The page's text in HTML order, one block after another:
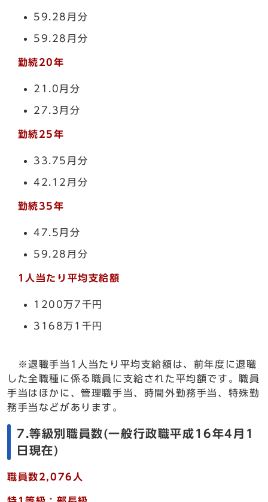
59.28月分
59.28月分
勤続20年
21.0月分
27.3月分
勤続25年
33.75月分
42.12月分
勤続35年
47.5月分
59.28月分
1人当たり平均支給額
1200万7千円
3168万1千円
※退職手当1人当たり平均支給額は、前年度に退職
した全職種に係る職員に支給された平均額です。職員
手当はほかに、管理職手当、時間外勤務手当、特殊勤
務手当などがあります。
7.等級別職員数(一般行政職平成16年4月1
日現在)
職員数2,076人